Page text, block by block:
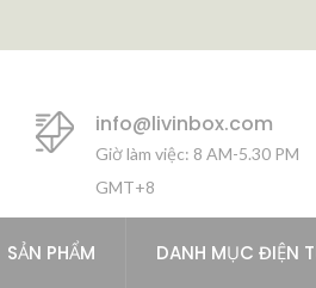
info@livinbox.com
Giờ làm việc: 8 AM-5.30 PM
GMT+8
SẢN PHẨM DANH MỤC ĐIỆN